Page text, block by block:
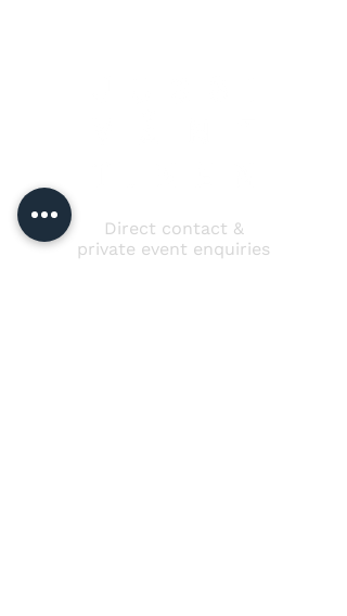
Direct contact &
private event enquiries